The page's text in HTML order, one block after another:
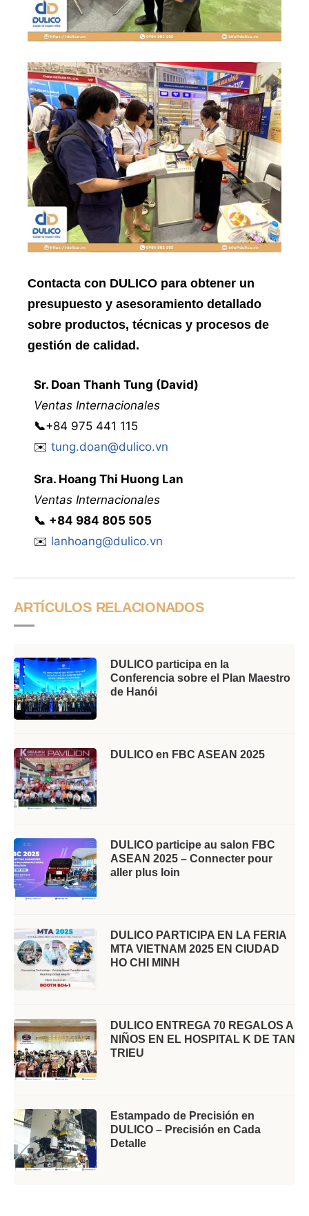
Contacta con DULICO para obtener un
presupuesto y asesoramiento detallado
sobre productos, técnicas y procesos de
gestión de calidad.
Sr. Doan Thanh Tung (David)
Ventas Internacionales
📞+84 975 441 115
✉️ tung.doan@dulico.vn
Sra.Hoang Thi Huong Lan
Ventas Internacionales
📞 ‭‭+84 984 805 505
✉️ lanhoang@dulico.vn
ARTÍCULOS RELACIONADOS
DULICO participa en la
Conferencia sobre el Plan Maestro
de Hanói
DULICO en FBC ASEAN 2025
DULICO participe au salon FBC
ASEAN 2025 – Connecter pour
aller plus loin
DULICO PARTICIPA EN LA FERIA
MTA VIETNAM 2025 EN CIUDAD
HO CHI MINH
DULICO ENTREGA 70 REGALOS A
NIÑOS EN EL HOSPITAL K DE TAN
TRIEU
Estampado de Precisión en
DULICO – Precisión en Cada
Detalle